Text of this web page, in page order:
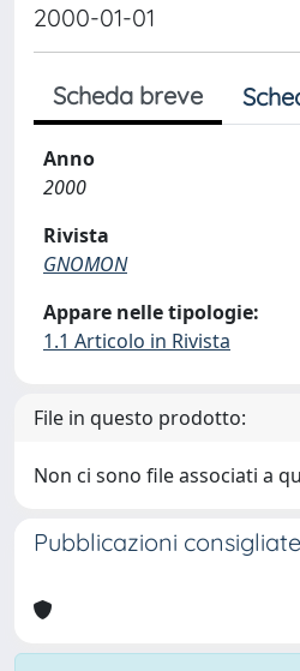
2000-01-01
Scheda breve
Anno
2000
Rivista
GNOMON
Appare nelle tipologie:
1.1 Articolo in Rivista
File in questo prodotto:
Non ci sono file associati a
Pubblicazioni consigliate